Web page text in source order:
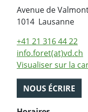
Avenue de
1014 Lausanne
+41 21 316 44 22
info.foret(at)vd.ch
Visualiser sur la
NOUS ÉCRIRE